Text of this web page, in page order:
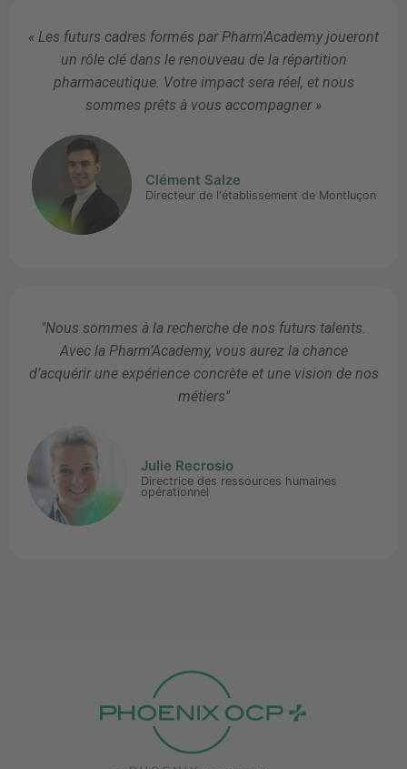
« Les futurs cadres formés par Pharm'Academy joueront
un rôle clé dans le renouveau de la répartition
pharmaceutique. Votre impact sera réel, et nous
sommes prêts à vous accompagner »
Clément Salze
Directeur de l'établissement de Montluçon
"Nous sommes à la recherche de nos futurs talents.
Avec la Pharm’Academy, vous aurez la chance
d’acquérir une expérience concrète et une vision de nos
métiers"
Julie Recrosio
Directrice des ressources humaines
opérationnel